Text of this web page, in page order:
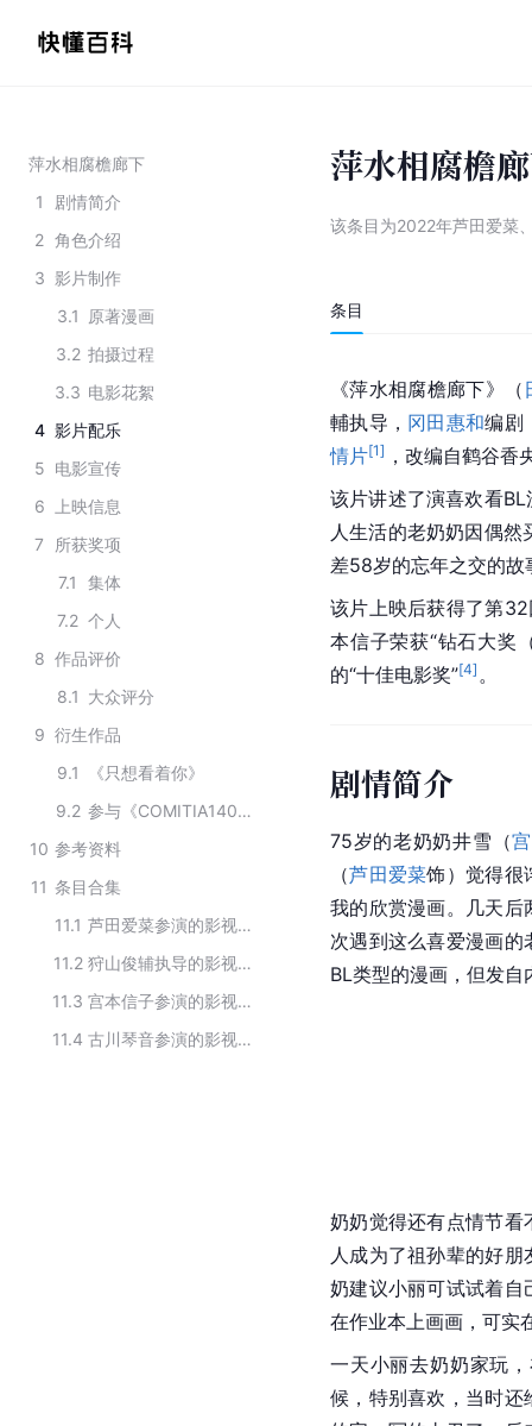
萍水相腐檐廊下
1
剧情简介
2 角色介绍
3 影片制作
3.1
原著漫画
3.2 拍摄过程
3.3 电影花絮
4 影片配乐
5 电影宣传
6
上映信息
7
所获奖项
7.1
集体
7.2 个人
8 作品评价
8.1 大众评分
9 衍生作品
9.1
《只想看着你》
9.2
参与《COMITIA140》漫展
10 参考资料
11 条目合集
11.1
芦田爱菜参演的影视作品
11.2
狩山俊辅执导的影视作品
11.3
宫本信子参演的影视作品
11.4
古川琴音参演的影视作品
萍水相腐檐
该条目为2022年芦田爱菜
条目
《萍水相腐檐廊下》（
輔执导， 冈田惠和编剧
情片[1] ，改编自鹤谷
该片讲述了演喜欢看
人生活的老奶奶因偶
差58岁的忘年之交的故
该片上映后获得了第
本信子荣获“钻石大奖
的“十佳电影奖”[4] 。
剧情简介
75岁的老奶奶井雪（
（芦田爱菜饰）觉得很
我的欣赏漫画。几天后
次遇到这么喜爱漫画
BL类型的漫画，但发自
奶奶觉得还有点情节看
人成为了祖孙辈的好
奶建议小丽可试试着自
在作业本上画画，可实
一天小丽去奶奶家玩
候，特别喜欢，当时还